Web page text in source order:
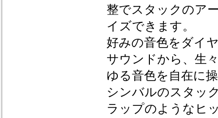
整でスタックのア
イズできます。
好みの音色をダイ
サウンドから、生
ゆる音色を自在に
シンバルのスタッ
ラップのようなヒ